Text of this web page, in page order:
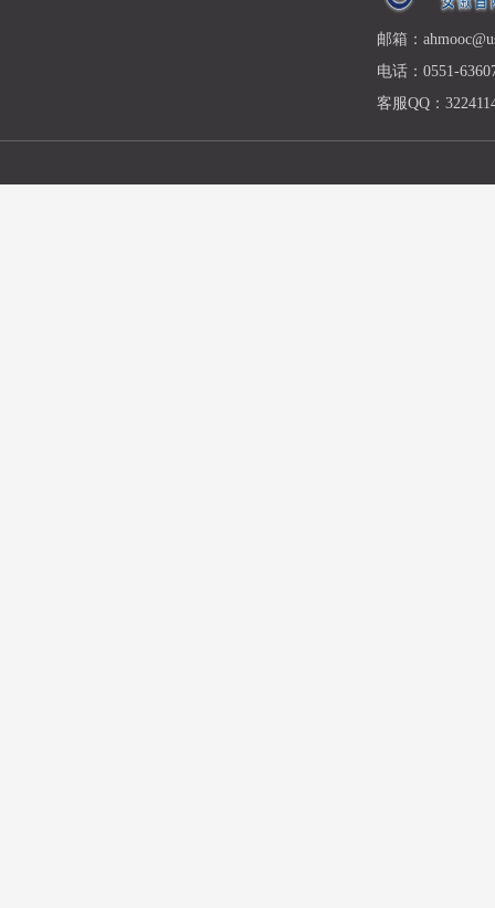
邮箱：
电话：0551-
客服QQ：